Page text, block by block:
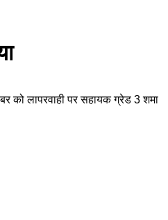
को लापरवाही पर सहायक ग्रेड 3 शमा